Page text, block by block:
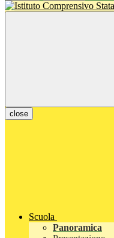
close
Scuola
Panoramica